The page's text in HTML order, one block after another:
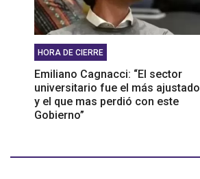
HORA DE CIERRE
Emiliano Cagnacci: “El sector
universitario fue el más ajustado
y el que mas perdió con este
Gobierno”